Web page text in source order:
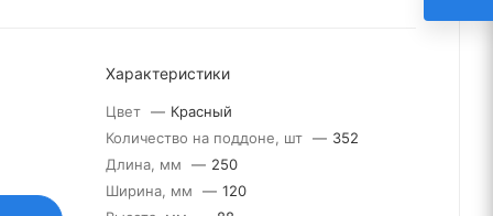
Характеристики
Цвет — Красный
Количество на поддоне, шт — 352
Длина, мм
— 250
Ширина, мм
— 120